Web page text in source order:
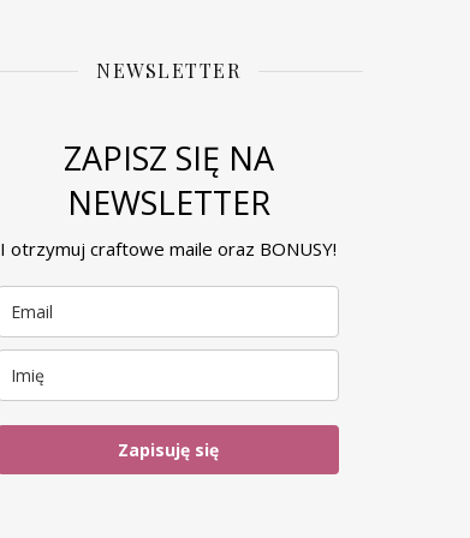
NEWSLETTER
ZAPISZ SIĘ NA
NEWSLETTER
I otrzymuj craftowe maile oraz BONUSY!
Zapisuję się